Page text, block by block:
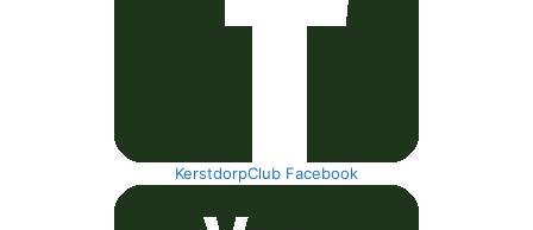
KerstdorpClub Facebook